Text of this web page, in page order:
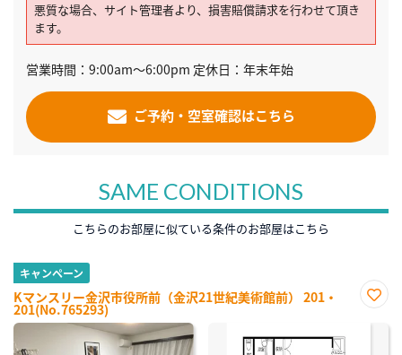
悪質な場合、サイト管理者より、損害賠償請求を行わせて頂き
ます。
営業時間：9:00am～6:00pm 定休日：年末年始
ご予約・空室確認はこちら
SAME CONDITIONS
こちらのお部屋に似ている条件のお部屋はこちら
キャンペーン
Kマンスリー金沢市役所前（金沢21世紀美術館前） 201・
201(No.765293)
に入